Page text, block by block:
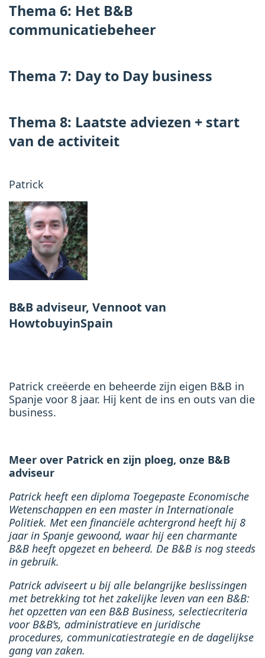
Thema 6: Het B&B
communicatiebeheer
Thema 7: Day to Day business
Thema 8: Laatste adviezen + start
van de activiteit
Patrick
B&B adviseur, Vennoot van
HowtobuyinSpain
Patrick creëerde en beheerde zijn eigen B&B in
Spanje voor 8 jaar. Hij kent de ins en outs van die
business.
Meer over Patrick en zijn ploeg, onze B&B
adviseur
Patrick heeft een diploma Toegepaste Economische
Wetenschappen en een master in Internationale
Politiek. Met een financiële achtergrond heeft hij 8
jaar in Spanje gewoond, waar hij een charmante
B&B heeft opgezet en beheerd. De B&B is nog steeds
in gebruik.
Patrick adviseert u bij alle belangrijke beslissingen
met betrekking tot het zakelijke leven van een B&B:
het opzetten van een B&B Business, selectiecriteria
voor B&B’s, administratieve en juridische
procedures, communicatiestrategie en de dagelijkse
gang van zaken.